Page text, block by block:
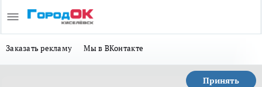
Заказать рекламу Мы в ВКонтакте
Принять